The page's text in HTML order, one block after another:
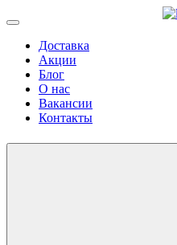
Доставка
Акции
Блог
О нас
Вакансии
Контакты